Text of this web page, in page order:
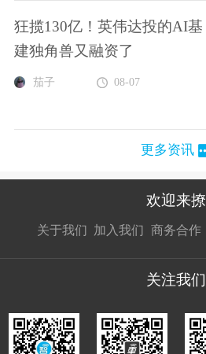
狂揽130亿！英伟达投的AI基
建独角兽又融资了
茄子 08-07
更多资讯
欢迎来撩
关于我们 加入我们
接扔简历
商务合作
接开聊
关注我们